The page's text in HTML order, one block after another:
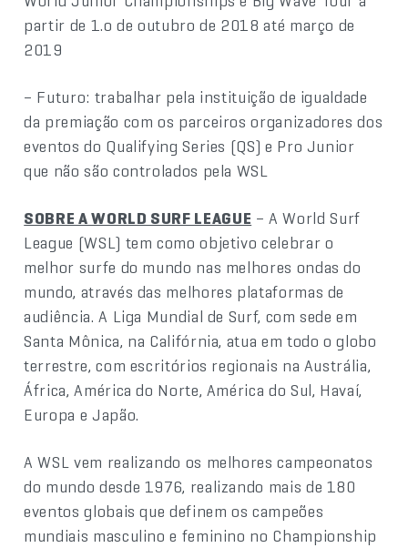
partir de 1.o de outubro de 2018 até março de
2019
– Futuro: trabalhar pela instituição de igualdade
da premiação com os parceiros organizadores dos
eventos do Qualifying Series (QS) e Pro Junior
que não são controlados pela WSL
SOBRE A WORLD SURF LEAGUE – A World Surf
League (WSL) tem como objetivo celebrar o
melhor surfe do mundo nas melhores ondas do
mundo, através das melhores plataformas de
audiência. A Liga Mundial de Surf, com sede em
Santa Mônica, na Califórnia, atua em todo o globo
terrestre, com escritórios regionais na Austrália,
África, América do Norte, América do Sul, Havaí,
Europa e Japão.
A WSL vem realizando os melhores campeonatos
do mundo desde 1976, realizando mais de 180
eventos globais que definem os campeões
mundiais masculino e feminino no Championship